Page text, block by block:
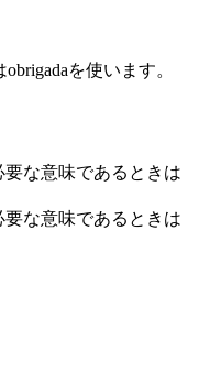
を使います。
な意味であるときは
な意味であるときは